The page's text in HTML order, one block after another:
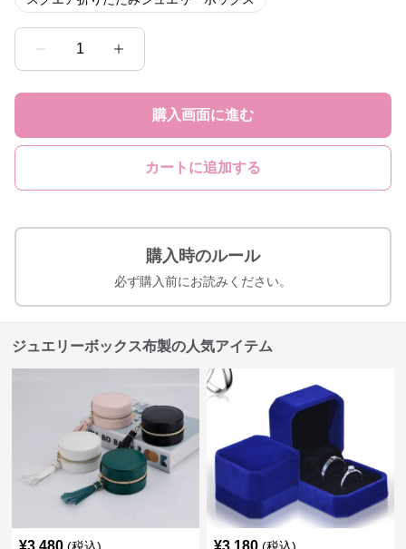
1
購入画面に進む
カートに追加する
購入時のルール
必ず購入前にお読みください。
ジュエリーボックス布製の人気アイテム
¥3,480 ¥3,180